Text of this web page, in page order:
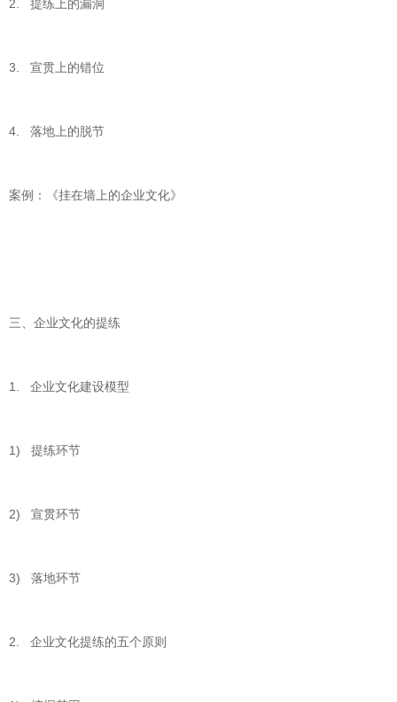
2. 提练上的漏洞
3. 宣贯上的错位
4. 落地上的脱节
案例：《挂在墙上的企业文化》
三、企业文化的提练
1. 企业文化建设模型
1) 提练环节
2) 宣贯环节
3) 落地环节
2. 企业文化提练的五个原则